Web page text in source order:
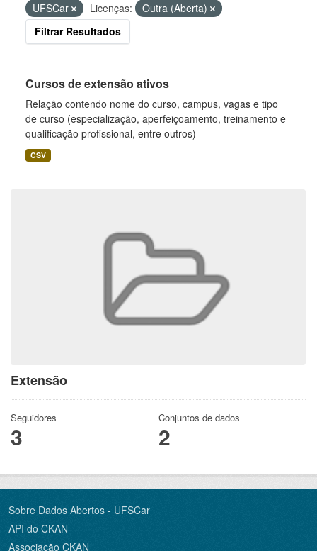
Extensão
Seguidores
3
Conjuntos de dados
2
UFSCar
Licenças:
Outra (Aberta)
Filtrar Resultados
Cursos de extensão ativos
Relação contendo nome do curso, campus, vagas e tipo
de curso (especialização, aperfeiçoamento, treinamento e
qualificação profissional, entre outros)
CSV
Sobre Dados Abertos - UFSCar
API do CKAN
Associação CKAN